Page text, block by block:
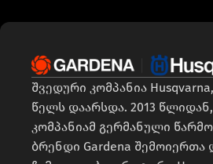
შვედური კომპანია
წელს დაარსდა. 2013 წლიდან,
კომპანიამ გერმანული
ბრენდი Gardena შემოიერთა